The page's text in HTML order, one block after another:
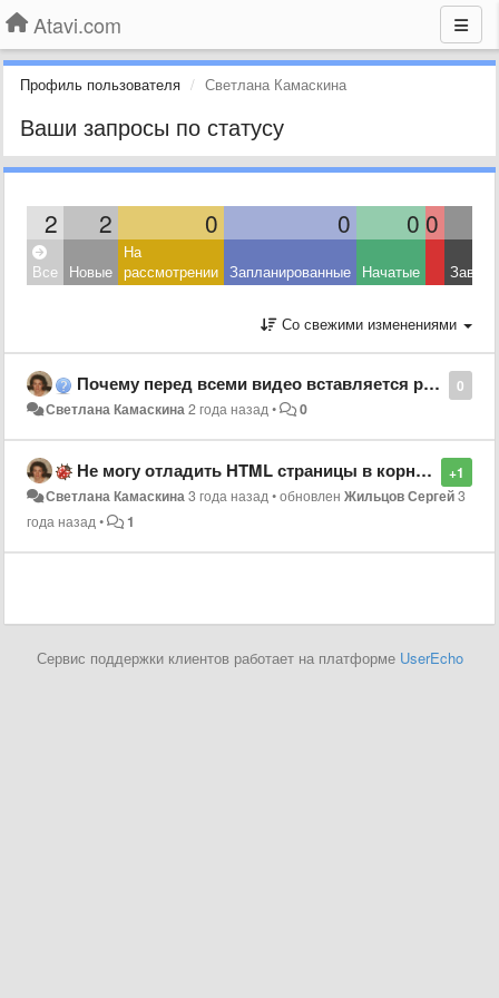
Atavi.com
Профиль пользователя Светлана Камаскина
Ваши запросы по статусу
2 2 0 0 0 0
Все Новые
На
рассмотрении Запланированные Начатые
Со свежими изменениями
0
Почему перед всеми видео вставляется реклама ГУУГЛ?, Т.е. Видео вообще не видны, а видны после рекламы-фото?
Светлана Камаскина2 года назад• 0
+1
Не могу отладить HTML страницы в корне, там у меня "ошибка", и не могу зайти на Атави с паролём!
Светлана Камаскина3 года назад•обновленЖильцов Сергей3
года назад• 1
Сервис поддержки клиентов работает на платформе UserEcho